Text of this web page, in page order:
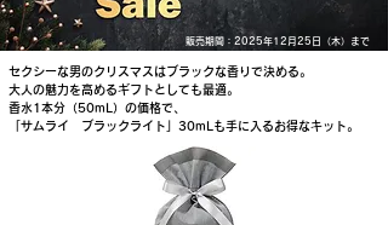
販売期間：2025年12月25日（木）まで​
セクシーな男のクリスマスはブラックな香りで決める。
大人の魅力を高めるギフトとしても最適。
香水1本分（50mL）の価格で、
「サムライ ブラックライト」30mLも手に入るお得なキット。